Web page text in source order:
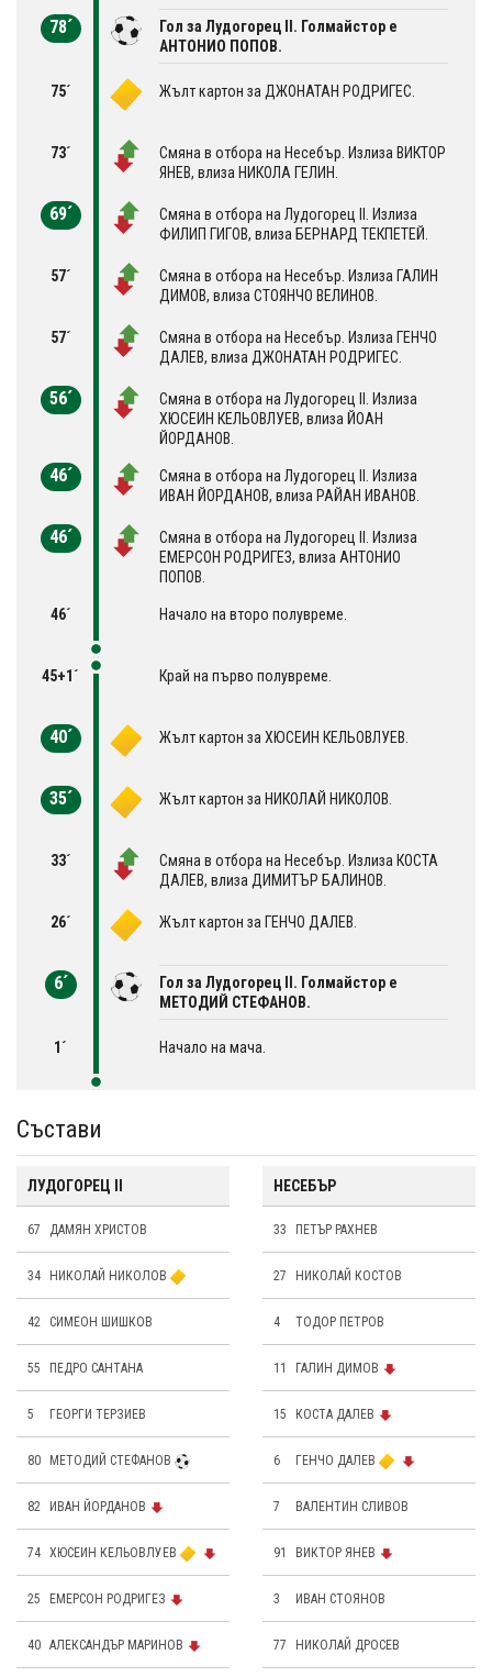
78´
Гол за Лудогорец II. Голмайстор е
АНТОНИО ПОПОВ.
75´ Жълт картон за ДЖОНАТАН РОДРИГЕС.
73´
Смяна в отбора на Несебър. Излиза ВИКТОР
ЯНЕВ, влиза НИКОЛА ГЕЛИН.
69´
Смяна в отбора на Лудогорец II. Излиза
ФИЛИП ГИГОВ, влиза БЕРНАРД ТЕКПЕТЕЙ.
57´
Смяна в отбора на Несебър. Излиза ГАЛИН
ДИМОВ, влиза СТОЯНЧО ВЕЛИНОВ.
57´
Смяна в отбора на Несебър. Излиза ГЕНЧО
ДАЛЕВ, влиза ДЖОНАТАН РОДРИГЕС.
56´
Смяна в отбора на Лудогорец II. Излиза
ХЮСЕИН КЕЛЬОВЛУЕВ, влиза ЙОАН
ЙОРДАНОВ.
46´
Смяна в отбора на Лудогорец II. Излиза
ИВАН ЙОРДАНОВ, влиза РАЙАН ИВАНОВ.
46´
Смяна в отбора на Лудогорец II. Излиза
ЕМЕРСОН РОДРИГЕЗ, влиза АНТОНИО
ПОПОВ.
46´ Начало на второ полувреме.
45+1´ Край на първо полувреме.
40´ Жълт картон за ХЮСЕИН КЕЛЬОВЛУЕВ.
35´ Жълт картон за НИКОЛАЙ НИКОЛОВ.
33´
Смяна в отбора на Несебър. Излиза КОСТА
ДАЛЕВ, влиза ДИМИТЪР БАЛИНОВ.
26´ Жълт картон за ГЕНЧО ДАЛЕВ.
6´
Гол за Лудогорец II. Голмайстор е
МЕТОДИЙ СТЕФАНОВ.
1´ Начало на мача.
Състави
ЛУДОГОРЕЦ II
67 ДАМЯН ХРИСТОВ
34 НИКОЛАЙ НИКОЛОВ
42 СИМЕОН ШИШКОВ
55 ПЕДРО САНТАНА
5 ГЕОРГИ ТЕРЗИЕВ
80 МЕТОДИЙ СТЕФАНОВ
82 ИВАН ЙОРДАНОВ
74 ХЮСЕИН КЕЛЬОВЛУЕВ
25 ЕМЕРСОН РОДРИГЕЗ
40 АЛЕКСАНДЪР МАРИНОВ
НЕСЕБЪР
33 ПЕТЪР РАХНЕВ
27 НИКОЛАЙ КОСТОВ
4 ТОДОР ПЕТРОВ
11 ГАЛИН ДИМОВ
15 КОСТА ДАЛЕВ
6 ГЕНЧО ДАЛЕВ
7 ВАЛЕНТИН СЛИВОВ
91 ВИКТОР ЯНЕВ
3 ИВАН СТОЯНОВ
77 НИКОЛАЙ ДРОСЕВ